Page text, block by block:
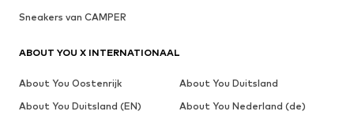
Sneakers van CAMPER
ABOUT YOU X INTERNATIONAAL
About You Oostenrijk
About You Duitsland
About You Duitsland (EN)
About You Nederland (de)